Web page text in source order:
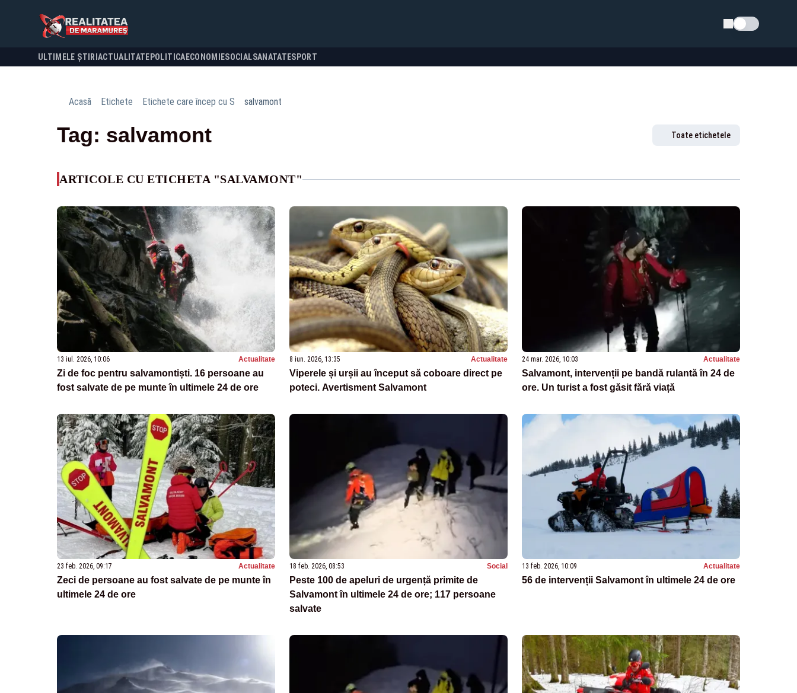
Schimba tema
ULTIMELE ȘTIRI ACTUALITATE POLITICA ECONOMIESOCIALSANATATESPORT
Acasă Etichete Etichete care încep cu S salvamont
Tag: salvamont Toate etichetele
ARTICOLE CU ETICHETA "SALVAMONT"
13 iul. 2026, 10:06 Actualitate
Zi de foc pentru salvamontiști. 16 persoane au
fost salvate de pe munte în ultimele 24 de ore
8 iun. 2026, 13:35 Actualitate
Viperele și urșii au început să coboare direct pe
poteci. Avertisment Salvamont
24 mar. 2026, 10:03 Actualitate
Salvamont, intervenții pe bandă rulantă în 24 de
ore. Un turist a fost găsit fără viață
23 feb. 2026, 09:17 Actualitate
Zeci de persoane au fost salvate de pe munte în
ultimele 24 de ore
18 feb. 2026, 08:53 Social
Peste 100 de apeluri de urgență primite de
Salvamont în ultimele 24 de ore; 117 persoane
salvate
13 feb. 2026, 10:09 Actualitate
56 de intervenții Salvamont în ultimele 24 de ore